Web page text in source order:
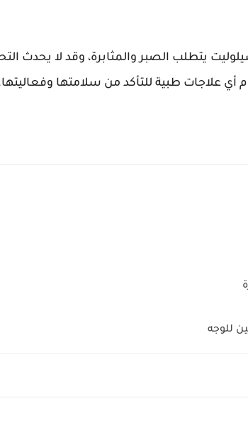
يتطلب الصبر والمثابرة، وقد لا
أي علاجات طبية للتأكد من سلامتها
للوجه